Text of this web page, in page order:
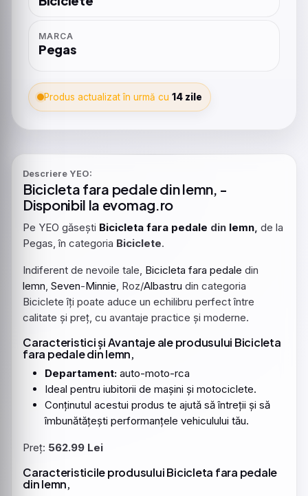
MARCA
Pegas
Produs actualizat în urmă cu 14 zile
Descriere YEO:
Bicicleta fara pedaledinlemn, -
Disponibil la evomag.ro
Pe YEO găsești Bicicleta fara pedale din lemn, de la
Pegas, în categoria Biciclete.
Indiferent de nevoile tale, Bicicleta fara pedale din
lemn, Seven-Minnie, Roz/Albastru din categoria
Biciclete îți poate aduce un echilibru perfect între
calitate și preț, cu avantaje practice și moderne.
Caracteristici și Avantaje ale produsului Bicicleta
fara pedale din lemn,
Departament: auto-moto-rca
Ideal pentru iubitorii de mașini și motociclete.
Conținutul acestui produs te ajută să întreții și să
îmbunătățești performanțele vehiculului tău.
Preț: 562.99 Lei
Caracteristicile produsului Bicicleta fara pedale
din lemn,